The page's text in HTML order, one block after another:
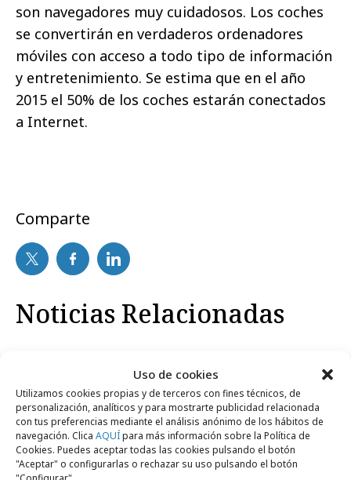
Uso de cookies
Utilizamos cookies propias y de terceros con fines técnicos, de
personalización, analíticos y para mostrarte publicidad relacionada
con tus preferencias mediante el análisis anónimo de los hábitos de
navegación. Clica AQUÍpara más información sobre la Política de
Cookies. Puedes aceptar todas las cookies pulsando el botón
"Aceptar" o configurarlas o rechazar su uso pulsando el botón
"Configurar".
son navegadores muy cuidadosos. Los coches
se convertirán en verdaderos ordenadores
móviles con acceso a todo tipo de información
y entretenimiento. Se estima que en el año
2015 el 50% de los coches estarán conectados
a Internet.
Comparte
Noticias Relacionadas